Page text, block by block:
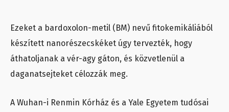
Ezeket a bardoxolon-metil (BM) nevű fitokemikáliából
készített nanorészecskéket úgy tervezték, hogy
áthatoljanak a vér-agy gáton, és közvetlenül a
daganatsejteket célozzák meg.
A Wuhan-i Renmin Kórház és a Yale Egyetem tudósai